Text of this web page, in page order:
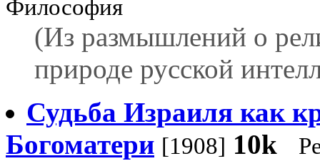
Философия
(Из размышлений о
природе русской
Судьба Израиля как
Богоматери [1908] 10k